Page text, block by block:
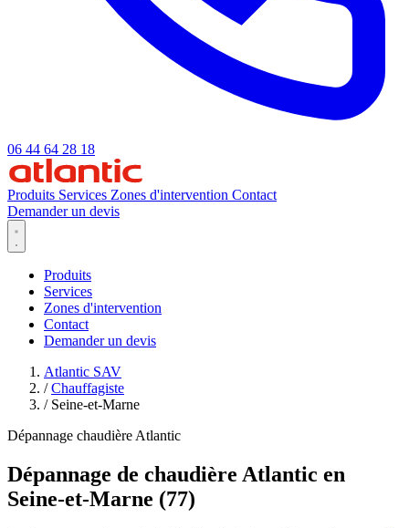
06 44 64 28 18
Produits Services Zones d'intervention Contact
Demander un devis
Produits
Services
Zones d'intervention
Contact
Demander un devis
Atlantic SAV
/ Chauffagiste
/ Seine-et-Marne
Dépannage chaudière Atlantic
Dépannage de chaudière Atlantic en
Seine-et-Marne (77)